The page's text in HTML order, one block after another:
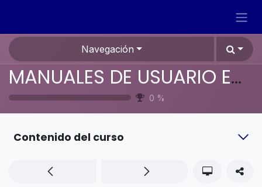
Navegación
MANUALES DE USUARIO EN ESPAÑOL ODOO 19
0 %
Contenido del curso